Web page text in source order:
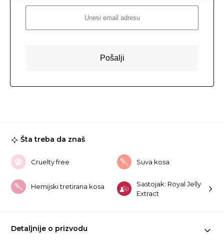
Šta treba da znaš
Cruelty free Suva kosa
Hemijski tretirana kosa
Sastojak: Royal Jelly
Extract
Detaljnije o prizvodu